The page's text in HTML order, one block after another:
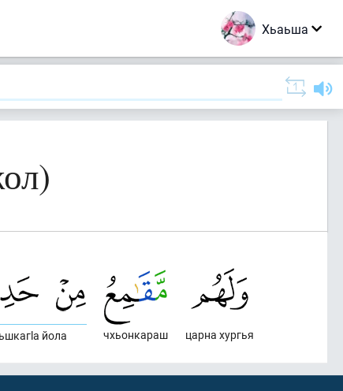
Хьаьша
царна хургья
чхьонкараш
йола